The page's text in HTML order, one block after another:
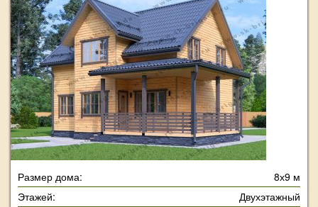
Размер дома:
8х9 м
Этажей:
Двухэтажный